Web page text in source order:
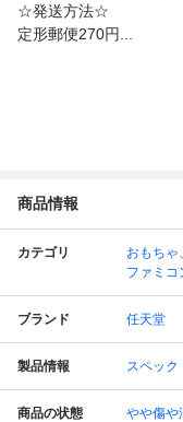
☆発送方法☆
定形郵便270円...
商品情報
カテゴリ おもちゃ
ファミコ
ブランド 任天堂
製品情報 スペック
商品の状態 やや傷や